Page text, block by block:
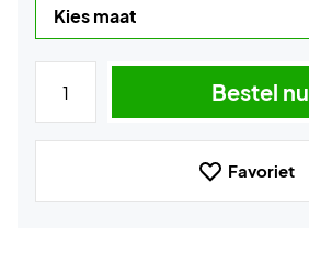
Bestel nu
Favoriet